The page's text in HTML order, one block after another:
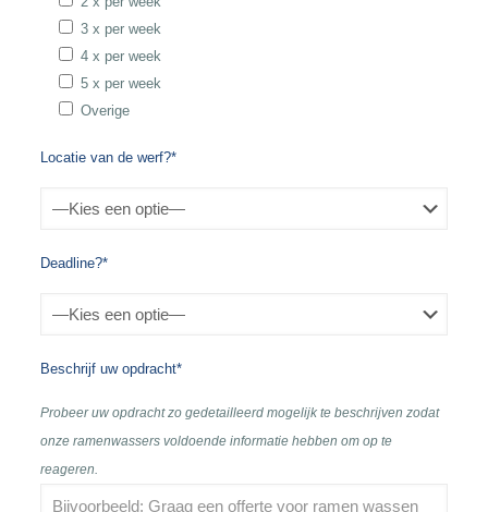
3 x per week
4 x per week
5 x per week
Overige
Locatie van de werf?*
Deadline?*
Beschrijf uw opdracht*
Probeer uw opdracht zo gedetailleerd mogelijk te beschrijven zodat
onze ramenwassers voldoende informatie hebben om op te
reageren.